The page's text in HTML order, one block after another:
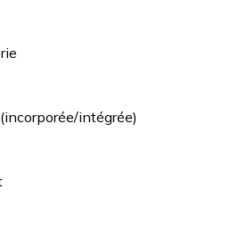
intégrée)